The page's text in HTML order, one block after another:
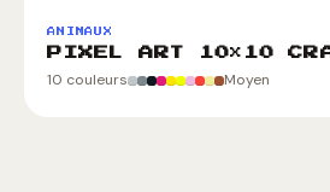
ANIMAUX
PIXEL ART 10×10
10 couleurs Moyen